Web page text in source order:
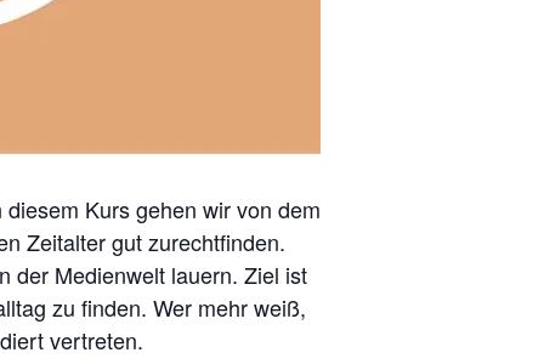
Kurs gehen wir von dem
Zeitalter gut zurechtfinden.
der Medienwelt lauern. Ziel ist
zu finden. Wer mehr weiß,
vertreten.